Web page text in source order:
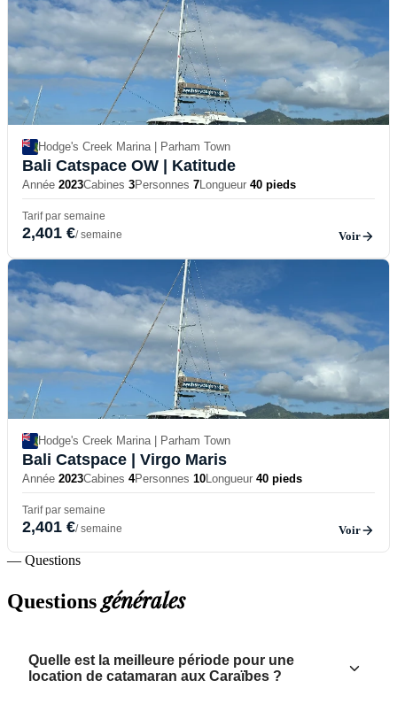
Hodge's Creek Marina | Parham Town
Bali Catspace OW | Katitude
Année 2023Cabines 3Personnes 7Longueur 40 pieds
Tarif par semaine
2,401 €/ semaine Voir
Hodge's Creek Marina | Parham Town
Bali Catspace | Virgo Maris
Année 2023Cabines 4Personnes 10Longueur 40 pieds
Tarif par semaine
2,401 €/ semaine Voir
— Questions
Questionsgénérales
Quelle est la meilleure période pour une
location de catamaran aux Caraïbes ?